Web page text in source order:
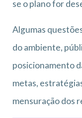
se o plano for
Algumas
do ambiente,
posicionamento
metas,
mensuração dos